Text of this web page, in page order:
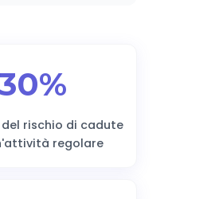
del rischio di cadute
regolare